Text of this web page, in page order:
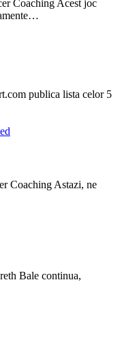
Coaching Acest joc
publica lista celor 5
Coaching Astazi, ne
Bale continua,